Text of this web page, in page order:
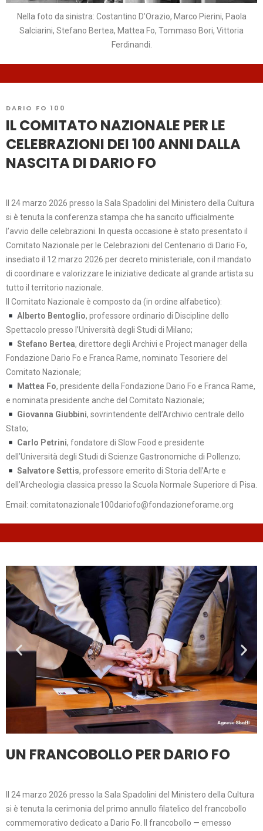
Nella foto da sinistra: Costantino D’Orazio, Marco Pierini, Paola
Salciarini, Stefano Bertea, Mattea Fo, Tommaso Bori, Vittoria
Ferdinandi.
DARIO FO 100
IL COMITATO NAZIONALE PER LE
CELEBRAZIONI DEI 100 ANNI DALLA
NASCITA DI DARIO FO
Il 24 marzo 2026 presso la Sala Spadolini del Ministero della Cultura
si è tenuta la conferenza stampa che ha sancito ufficialmente
l’avvio delle celebrazioni. In questa occasione è stato presentato il
Comitato Nazionale per le Celebrazioni del Centenario di Dario Fo,
insediato il 12 marzo 2026 per decreto ministeriale, con il mandato
di coordinare e valorizzare le iniziative dedicate al grande artista su
tutto il territorio nazionale.
Il Comitato Nazionale è composto da (in ordine alfabetico):
Alberto Bentoglio, professore ordinario di Discipline dello
Spettacolo presso l’Università degli Studi di Milano;
Stefano Bertea, direttore degli Archivi e Project manager della
Fondazione Dario Fo e Franca Rame, nominato Tesoriere del
Comitato Nazionale;
Mattea Fo, presidente della Fondazione Dario Fo e Franca Rame,
e nominata presidente anche del Comitato Nazionale;
Giovanna Giubbini, sovrintendente dell’Archivio centrale dello
Stato;
Carlo Petrini, fondatore di Slow Food e presidente
dell’Università degli Studi di Scienze Gastronomiche di Pollenzo;
Salvatore Settis, professore emerito di Storia dell’Arte e
dell’Archeologia classica presso la Scuola Normale Superiore di Pisa.
Email: comitatonazionale100dariofo@fondazioneforame.org
UN FRANCOBOLLO PER DARIO FO
Il 24 marzo 2026 presso la Sala Spadolini del Ministero della Cultura
si è tenuta la cerimonia del primo annullo filatelico del francobollo
commemorativo dedicato a Dario Fo. Il francobollo — emesso